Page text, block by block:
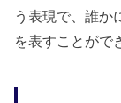
う表現で、誰か
を表すことがで